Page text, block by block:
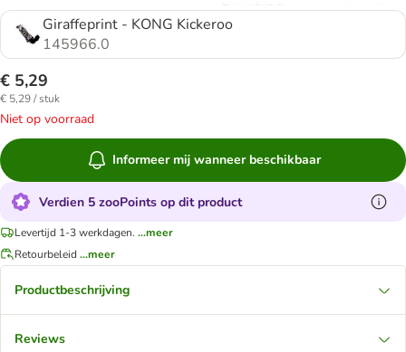
Giraffeprint - KONG Kickeroo
145966.0
€ 5,29
€ 5,29 / stuk
Niet op voorraad
Informeer mij wanneer beschikbaar
Verdien 5 zooPoints op dit product
Levertijd 1-3 werkdagen. ...meer
Retourbeleid ...meer
Productbeschrijving
Reviews